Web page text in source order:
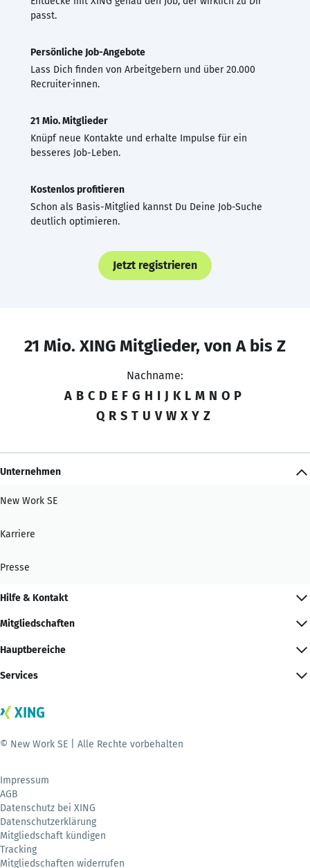
passt.
Persönliche Job-Angebote
Lass Dich finden von Arbeitgebern und über 20.000
Recruiter·innen.
21 Mio. Mitglieder
Knüpf neue Kontakte und erhalte Impulse für ein
besseres Job-Leben.
Kostenlos profitieren
Schon als Basis-Mitglied kannst Du Deine Job-Suche
deutlich optimieren.
Jetzt registrieren
21 Mio. XING Mitglieder, von A bis Z
Nachname:
A B C D E F G H I J K L M N O P
Q R S T U V W X Y Z
Unternehmen
New Work SE
Karriere
Presse
Hilfe & Kontakt
Mitgliedschaften
Hauptbereiche
Services
© New Work SE | Alle Rechte vorbehalten
Impressum
AGB
Datenschutz bei XING
Datenschutzerklärung
Mitgliedschaft kündigen
Tracking
Mitgliedschaften widerrufen